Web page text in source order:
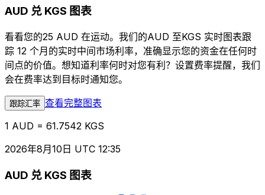
AUD 兑 KGS 图表
看看您的25 AUD 在运动。我们的AUD 至KGS 实时图表跟
踪 12 个月的实时中间市场利率，准确显示您的资金在任何时
间点的价值。想知道利率何时对您有利？设置费率提醒，我们
会在费率达到目标时通知您。
跟踪汇率 查看完整图表
1 AUD = 61.7542 KGS
2026年8月10日 UTC 12:35
AUD 兑 KGS 图表